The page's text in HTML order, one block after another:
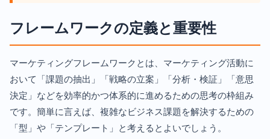
フレームワークの定義と重要性
マーケティングフレームワークとは、マーケティング活動に
おいて「課題の抽出」「戦略の立案」「分析・検証」「意思
決定」などを効率的かつ体系的に進めるための思考の枠組み
です。簡単に言えば、複雑なビジネス課題を解決するための
「型」や「テンプレート」と考えるとよいでしょう。